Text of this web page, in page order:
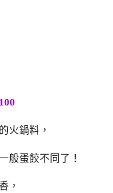
火鍋料，
般蛋餃不同了！
，